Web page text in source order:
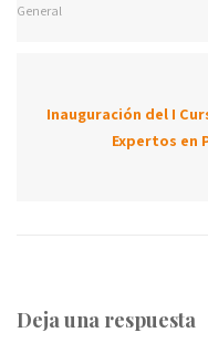
General
Inauguración del I
Expertos en
Deja una respuesta